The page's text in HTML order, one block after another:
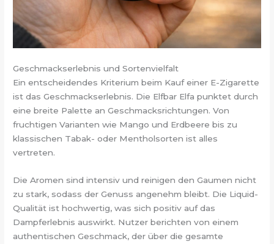
Geschmackserlebnis und Sortenvielfalt
Ein entscheidendes Kriterium beim Kauf einer E-Zigarette
ist das Geschmackserlebnis. Die Elfbar Elfa punktet durch
eine breite Palette an Geschmacksrichtungen. Von
fruchtigen Varianten wie Mango und Erdbeere bis zu
klassischen Tabak- oder Mentholsorten ist alles
vertreten.
Die Aromen sind intensiv und reinigen den Gaumen nicht
zu stark, sodass der Genuss angenehm bleibt. Die Liquid-
Qualität ist hochwertig, was sich positiv auf das
Dampferlebnis auswirkt. Nutzer berichten von einem
authentischen Geschmack, der über die gesamte